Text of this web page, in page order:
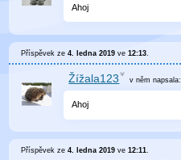
Ahoj
Příspěvek ze4. ledna 2019 ve12:13
Žížala123 v něm napsala:
Ahoj
Příspěvek ze4. ledna 2019 ve12:11